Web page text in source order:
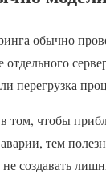
обычно
перегрузка
том, чтобы
тем
создавать